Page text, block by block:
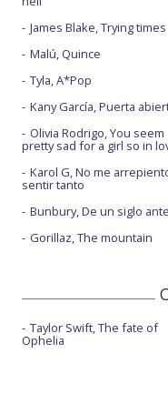
James Blake, Trying times
Malú, Quince
Tyla, A*Pop
Kany García, Puerta
Olivia Rodrigo, You seem
pretty sad for a girl so in
Karol G, No me
sentir tanto
Bunbury, De un siglo
Gorillaz, The mountain
Taylor Swift, The fate of
Ophelia